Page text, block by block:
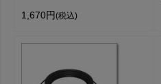
1,670円(税込)